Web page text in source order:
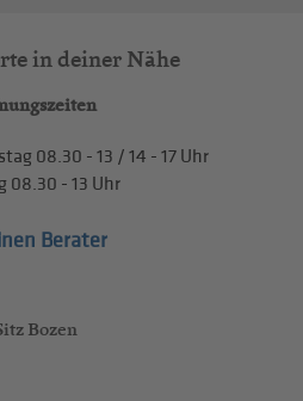
in deiner Nähe
08.30 - 13 / 14 - 17 Uhr
08.30 - 13 Uhr
Berater
Bozen